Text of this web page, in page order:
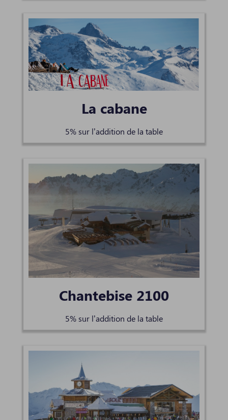
La cabane
5% sur l’addition de la table
Chantebise 2100
5% sur l’addition de la table